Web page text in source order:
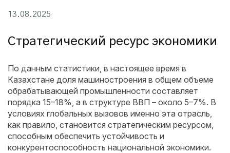
13.08.2025
Стратегический ресурс экономики
По данным статистики, в нас­тоящее время в
Казахстане доля машиностроения в общем объеме
обрабатывающей промышленности составляет
порядка 15–18%, а в структуре ВВП – около 5–7%. В
условиях глобальных вызовов именно эта отрасль,
как правило, становится стратегическим ресурсом,
способным обеспечить устойчивость и
конкурентоспособность нацио­нальной экономики.